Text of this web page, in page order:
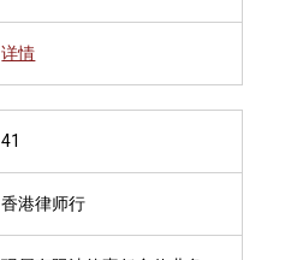
详情
41
香港律师行